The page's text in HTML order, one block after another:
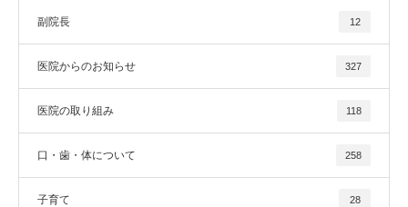
副院長 12
医院からのお知らせ 327
医院の取り組み 118
口・歯・体について 258
子育て 28